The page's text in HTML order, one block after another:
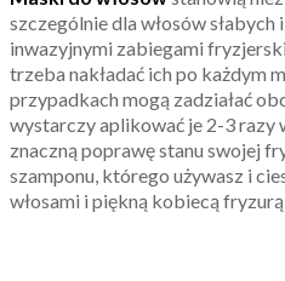
szczególnie dla włosów
inwazyjnymi zabiegami
trzeba nakładać ich po każdym
przypadkach mogą zadziałać
wystarczy aplikować je 2-3 razy
znaczną poprawę stanu swojej
szamponu, którego używasz i
włosami i piękną kobiecą